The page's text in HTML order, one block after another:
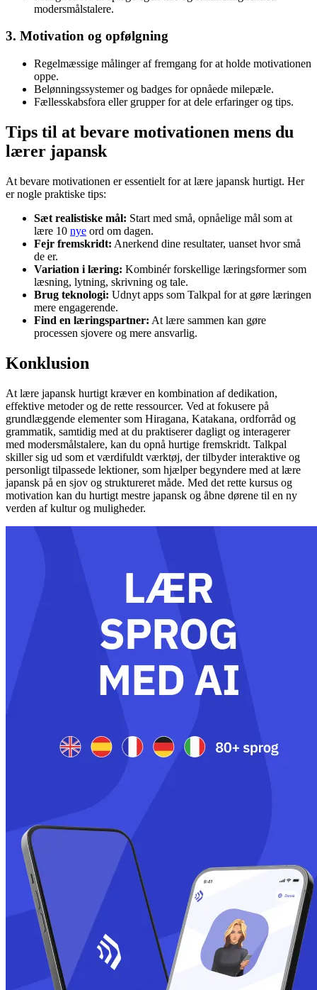
modersmålstalere.
3. Motivation og opfølgning
Regelmæssige målinger af fremgang for at holde motivationen
oppe.
Belønningssystemer og badges for opnåede milepæle.
Fællesskabsfora eller grupper for at dele erfaringer og tips.
Tips til at bevare motivationen mens du
lærer japansk
At bevare motivationen er essentielt for at lære japansk hurtigt. Her
er nogle praktiske tips:
Sæt realistiske mål: Start med små, opnåelige mål som at
lære 10 nye ord om dagen.
Fejr fremskridt: Anerkend dine resultater, uanset hvor små
de er.
Variation i læring: Kombinér forskellige læringsformer som
læsning, lytning, skrivning og tale.
Brug teknologi: Udnyt apps som Talkpal for at gøre læringen
mere engagerende.
Find en læringspartner: At lære sammen kan gøre
processen sjovere og mere ansvarlig.
Konklusion
At lære japansk hurtigt kræver en kombination af dedikation,
effektive metoder og de rette ressourcer. Ved at fokusere på
grundlæggende elementer som Hiragana, Katakana, ordforråd og
grammatik, samtidig med at du praktiserer dagligt og interagerer
med modersmålstalere, kan du opnå hurtige fremskridt. Talkpal
skiller sig ud som et værdifuldt værktøj, der tilbyder interaktive og
personligt tilpassede lektioner, som hjælper begyndere med at lære
japansk på en sjov og struktureret måde. Med det rette kursus og
motivation kan du hurtigt mestre japansk og åbne dørene til en ny
verden af kultur og muligheder.